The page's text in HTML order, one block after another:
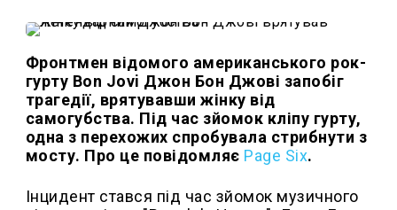
Фронтмен відомого американського рок-
гурту Bon Jovi Джон Бон Джові запобіг
трагедії, врятувавши жінку від
самогубства. Під час зйомок кліпу гурту,
одна з перехожих спробувала стрибнути з
мосту. Про це повідомляє Page Six.
Інцидент стався під час зйомок музичного